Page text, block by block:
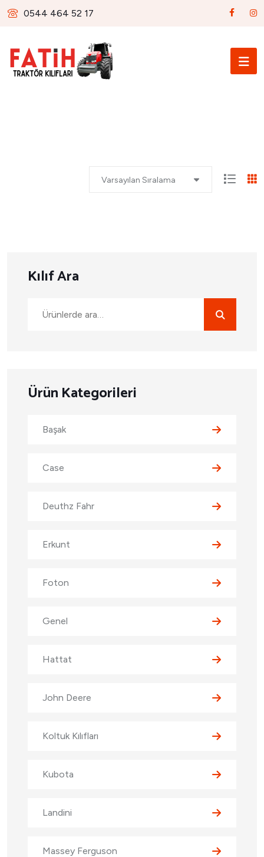
0544 464 52 17
Varsayılan Sıralama
Kılıf Ara
Ürün Kategorileri
Başak
Case
Deuthz Fahr
Erkunt
Foton
Genel
Hattat
John Deere
Koltuk Kılıfları
Kubota
Landini
Massey Ferguson